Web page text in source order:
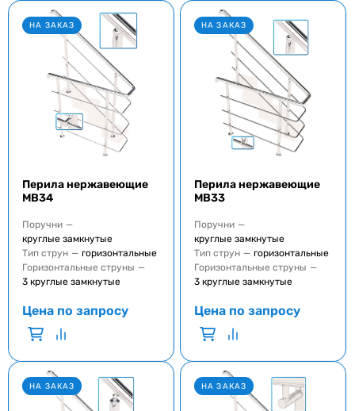
НА ЗАКАЗ
Перила нержавеющие
MB34
Поручни —
круглые замкнутые
Тип струн — горизонтальные
Горизонтальные струны —
3 круглые замкнутые
Цена по запросу
НА ЗАКАЗ
Перила нержавеющие
MB33
Поручни —
круглые замкнутые
Тип струн — горизонтальные
Горизонтальные струны —
3 круглые замкнутые
Цена по запросу
НА ЗАКАЗ НА ЗАКАЗ